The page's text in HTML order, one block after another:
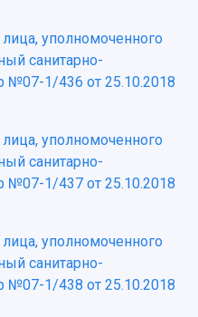
уполномоченного
санитарно-
№07-1/436 от 25.10.2018
уполномоченного
санитарно-
№07-1/437 от 25.10.2018
уполномоченного
санитарно-
№07-1/438 от 25.10.2018